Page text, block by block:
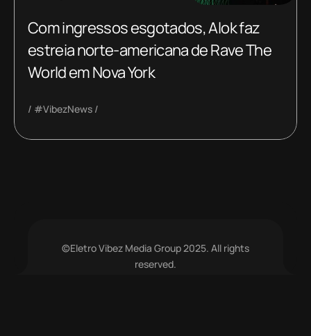
Com ingressos esgotados, Alok faz
estreia norte-americana de Rave The
World em Nova York
#VibezNews
©Eletro Vibez Media Group 2025. All rights
reserved.